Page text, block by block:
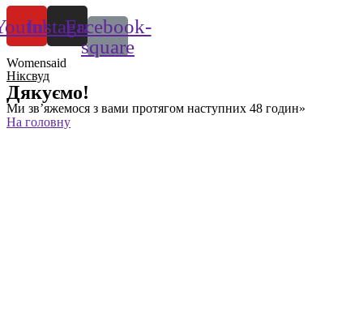
Instagram
Facebook-
square
Womensaid
Нiксвуд
Дякуємо!
Ми зв’яжемося з вами протягом наступних 48 годин»
На головну